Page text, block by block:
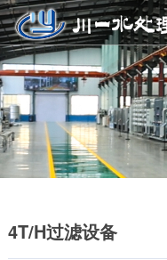
4T/H过滤设备